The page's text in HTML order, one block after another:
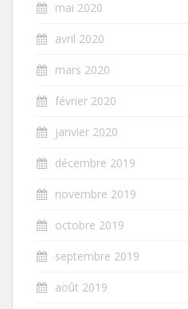
mai 2020
avril 2020
mars 2020
février 2020
janvier 2020
décembre 2019
novembre 2019
octobre 2019
septembre 2019
août 2019